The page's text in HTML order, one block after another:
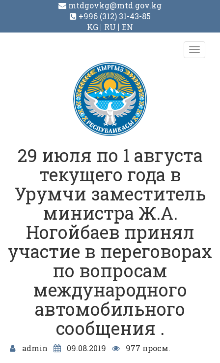
mtdgovkg@mtd.gov.kg
+996 (312) 31-43-85
KG
RU EN
Toggle
29 июля по 1 августа
текущего года в
Урумчи заместитель
министра Ж.А.
Ногойбаев принял
участие в переговорах
по вопросам
международного
автомобильного
сообщения .
admin 09.08.2019
977 просм.